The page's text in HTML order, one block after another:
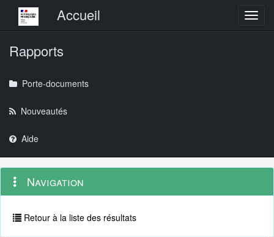
Menu principalAccueil
Rapports
Porte-documents
Nouveautés
Aide
Navigation
outils
Menu
contextuel
Navigation
Retour à la liste des résultats